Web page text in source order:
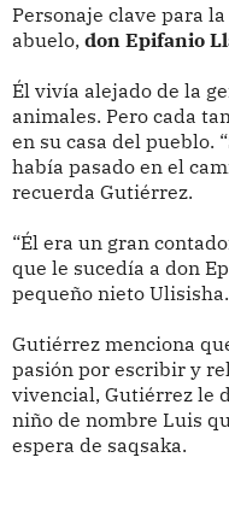
Personaje clave para
abuelo, don Epifanio
Él vivía alejado de la
animales. Pero cada
en su casa del pueblo.
había pasado en el
recuerda Gutiérrez.
“Él era un gran
que le sucedía a don
pequeño nieto Ulisisha.
Gutiérrez menciona
pasión por escribir y
vivencial, Gutiérrez le
niño de nombre Luis
espera de saqsaka.